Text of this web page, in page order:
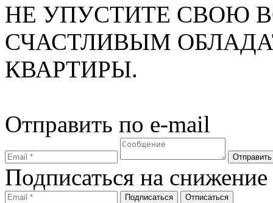
НЕ УПУСТИТЕ СВОЮ
СЧАСТЛИВЫМ
КВАРТИРЫ.
Отправить по e-mail
Подписаться на